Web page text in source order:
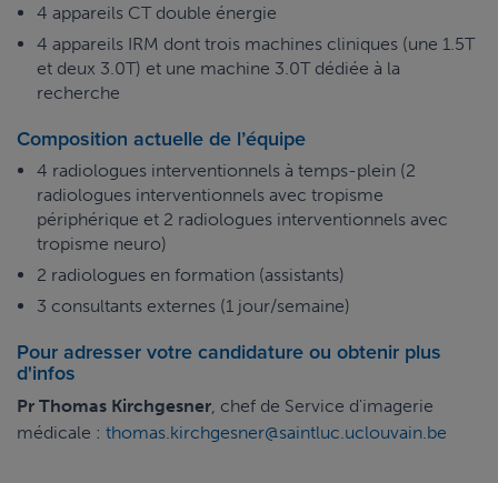
4 appareils CT double énergie
4 appareils IRM dont trois machines cliniques (une 1.5T
et deux 3.0T) et une machine 3.0T dédiée à la
recherche
Composition actuelle de l’équipe
4 radiologues interventionnels à temps-plein (2
radiologues interventionnels avec tropisme
périphérique et 2 radiologues interventionnels avec
tropisme neuro)
2 radiologues en formation (assistants)
3 consultants externes (1 jour/semaine)
Pour adresser votre candidature ou obtenir plus
d'infos
Pr Thomas Kirchgesner , chef de Service d'imagerie
médicale : thomas.kirchgesner@saintluc.uclouvain.be